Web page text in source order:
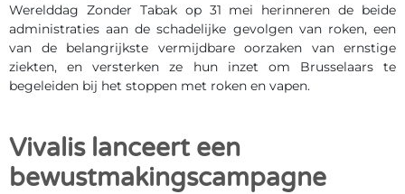
Werelddag Zonder Tabak op 31 mei herinneren de beide
administraties aan de schadelijke gevolgen van roken, een
van de belangrijkste vermijdbare oorzaken van ernstige
ziekten, en versterken ze hun inzet om Brusselaars te
begeleiden bij het stoppen met roken en vapen.
Vivalis lanceert een
bewustmakingscampagne